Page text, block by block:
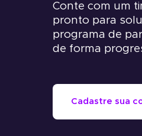
Conte com um
pronto para
programa de
de forma
Cadastre sua